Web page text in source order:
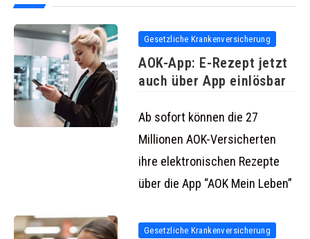
Gesetzliche Krankenversicherung
AOK-App: E-Rezept jetzt
auch über App einlösbar
Ab sofort können die 27
Millionen AOK-Versicherten
ihre elektronischen Rezepte
über die App “AOK Mein Leben”
Gesetzliche Krankenversicherung